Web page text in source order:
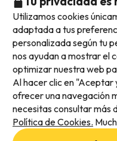
Métodos de pago
Utilizamos cookies
adaptada a tus
personalizada según tu
nos ayudan a mostrar el
optimizar nuestra web
Al hacer clic en "Aceptar
ofrecer una navegación
necesitas consultar más
Política de Cookies.